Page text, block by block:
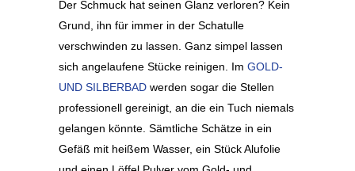
Der Schmuck hat seinen Glanz verloren? Kein
Grund, ihn für immer in der Schatulle
verschwinden zu lassen. Ganz simpel lassen
sich angelaufene Stücke reinigen. Im GOLD-
UND SILBERBAD werden sogar die Stellen
professionell gereinigt, an die ein Tuch niemals
gelangen könnte. Sämtliche Schätze in ein
Gefäß mit heißem Wasser, ein Stück Alufolie